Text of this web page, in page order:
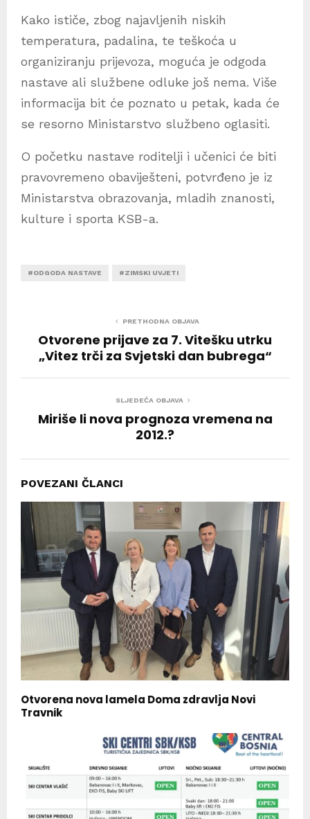
Kako ističe, zbog najavljenih niskih
temperatura, padalina, te teškoća u
organiziranju prijevoza, moguća je odgoda
nastave ali službene odluke još nema. Više
informacija bit će poznato u petak, kada će
se resorno Ministarstvo službeno oglasiti.
O početku nastave roditelji i učenici će biti
pravovremeno obaviješteni, potvrđeno je iz
Ministarstva obrazovanja, mladih znanosti,
kulture i sporta KSB-a.
#ODGODA NASTAVE #ZIMSKI UVJETI
PRETHODNA OBJAVA
Otvorene prijave za 7. Vitešku utrku
„Vitez trči za Svjetski dan bubrega“
SLJEDEĆA OBJAVA
Miriše li nova prognoza vremena na
2012.?
POVEZANI ČLANCI
Otvorena nova lamela Doma zdravlja Novi
Travnik